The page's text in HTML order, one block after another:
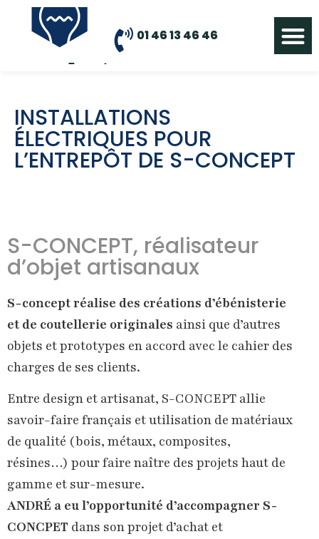
01 46 13 46 46
INSTALLATIONS
ÉLECTRIQUES POUR
L’ENTREPÔT DE S-CONCEPT
S-CONCEPT, réalisateur
d’objet artisanaux
S-concept réalise des créations d’ébénisterie
et de coutellerie originales ainsi que d’autres
objets et prototypes en accord avec le cahier des
charges de ses clients.
Entre design et artisanat, S-CONCEPT allie
savoir-faire français et utilisation de matériaux
de qualité (bois, métaux, composites,
résines…) pour faire naître des projets haut de
gamme et sur-mesure.
ANDRÉ a eu l’opportunité d’accompagner S-
CONCPET dans son projet d’achat et